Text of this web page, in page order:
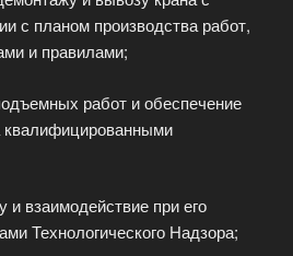
с планом производства работ,
и правилами;
работ и обеспечение
и взаимодействие при его
Технологического Надзора;